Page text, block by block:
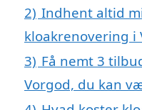
2) Indhent altid
kloakrenovering i
3) Få nemt 3
Vorgod, du kan